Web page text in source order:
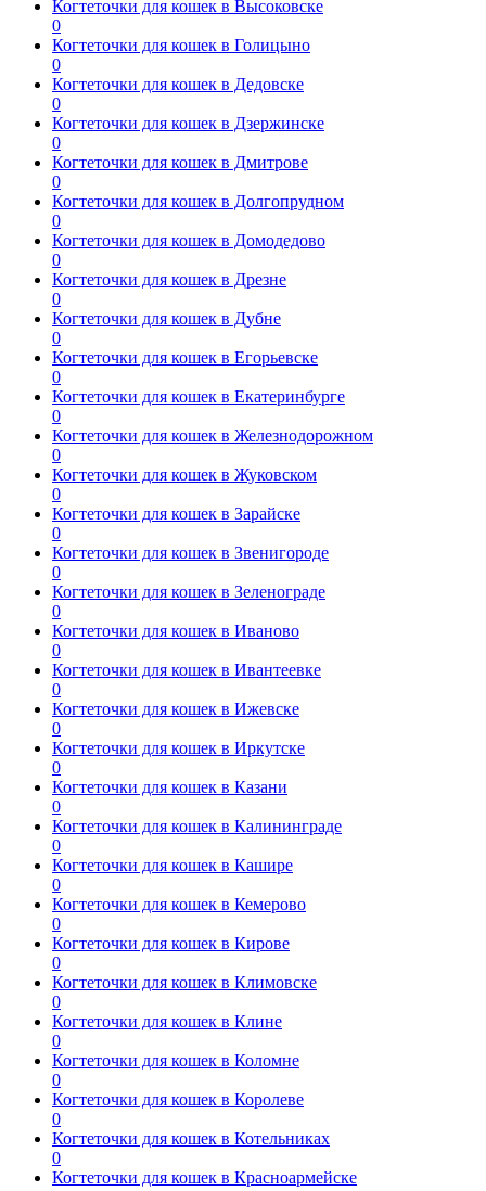
Когтеточки для кошек в Высоковске
0
Когтеточки для кошек в Голицыно
0
Когтеточки для кошек в Дедовске
0
Когтеточки для кошек в Дзержинске
0
Когтеточки для кошек в Дмитрове
0
Когтеточки для кошек в Долгопрудном
0
Когтеточки для кошек в Домодедово
0
Когтеточки для кошек в Дрезне
0
Когтеточки для кошек в Дубне
0
Когтеточки для кошек в Егорьевске
0
Когтеточки для кошек в Екатеринбурге
0
Когтеточки для кошек в Железнодорожном
0
Когтеточки для кошек в Жуковском
0
Когтеточки для кошек в Зарайске
0
Когтеточки для кошек в Звенигороде
0
Когтеточки для кошек в Зеленограде
0
Когтеточки для кошек в Иваново
0
Когтеточки для кошек в Ивантеевке
0
Когтеточки для кошек в Ижевске
0
Когтеточки для кошек в Иркутске
0
Когтеточки для кошек в Казани
0
Когтеточки для кошек в Калининграде
0
Когтеточки для кошек в Кашире
0
Когтеточки для кошек в Кемерово
0
Когтеточки для кошек в Кирове
0
Когтеточки для кошек в Климовске
0
Когтеточки для кошек в Клине
0
Когтеточки для кошек в Коломне
0
Когтеточки для кошек в Королеве
0
Когтеточки для кошек в Котельниках
0
Когтеточки для кошек в Красноармейске